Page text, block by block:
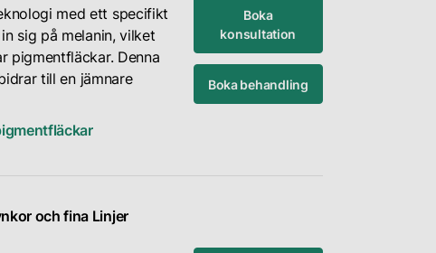
med ett specifikt
sig på melanin, vilket
pigmentfläckar. Denna
till en jämnare
Boka
konsultation
Boka behandling
och fina Linjer